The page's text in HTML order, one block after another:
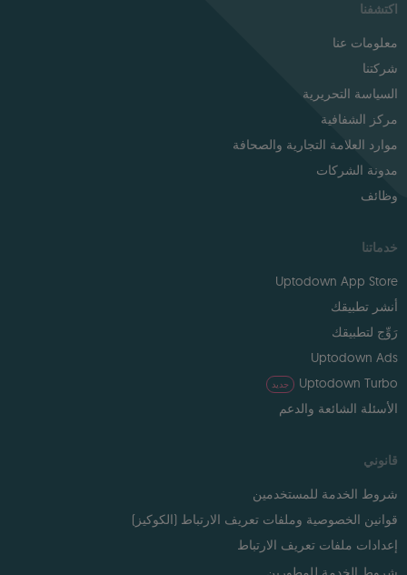
اكتشفنا
معلومات عنا
شركتنا
السياسة التحريرية
مركز الشفافية
موارد العلامة التجارية والصحافة
مدونة الشركات
وظائف
خدماتنا
Uptodown App Store
أنشر تطبيقك
رَوِّج لتطبيقك
Uptodown Ads
Uptodown Turbo
جديد
الأسئلة الشائعة والدعم
قانوني
شروط الخدمة للمستخدمين
قوانين الخصوصية وملفات تعريف الارتباط (الكوكيز)
إعدادات ملفات تعريف الارتباط